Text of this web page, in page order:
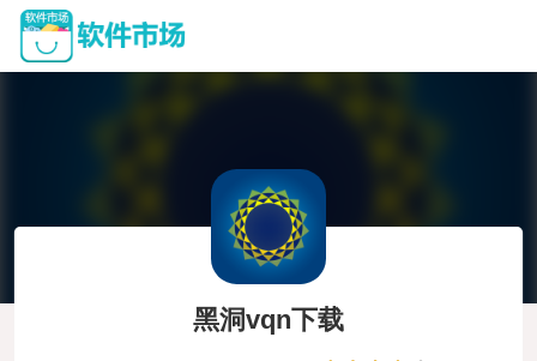
黑洞vqn下载